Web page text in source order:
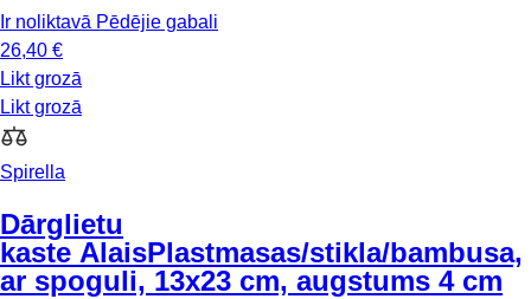
Ir noliktavā Pēdējie gabali
26,40 €
Likt grozā
Likt grozā
Spirella
Dārglietu
kaste AlaisPlastmasas/stikla/bambusa,
ar spoguli, 13x23 cm, augstums 4 cm